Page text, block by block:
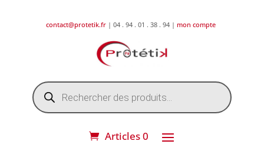
contact@protetik.fr | 04 . 94 . 01 . 38 . 94 | mon compte
Recherche
de
produits
Articles 0